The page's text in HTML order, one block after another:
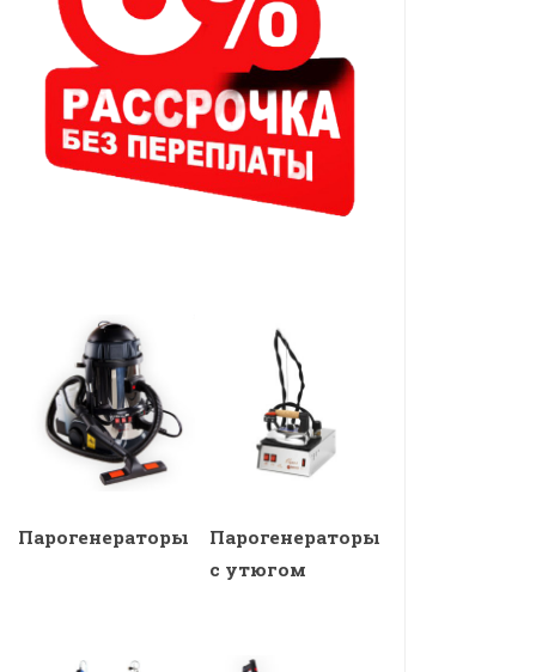
Парогенераторы
Парогенераторы
с утюгом